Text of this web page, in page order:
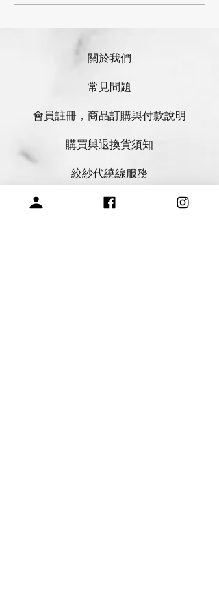
針披肩設計心路：其二
關於我們
常見問題
會員註冊，商品訂購與付款說明
購買與退換貨須知
絞紗代繞線服務